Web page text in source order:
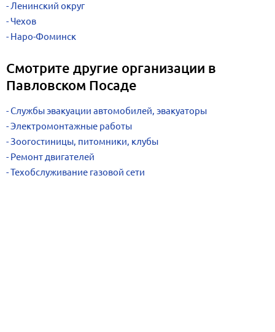
Ленинский округ
Чехов
Наро-Фоминск
Смотрите другие организации в
Павловском Посаде
Службы эвакуации автомобилей, эвакуаторы
Электромонтажные работы
Зоогостиницы, питомники, клубы
Ремонт двигателей
Техобслуживание газовой сети